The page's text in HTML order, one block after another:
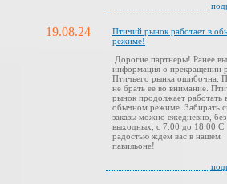
19.08.24
Птичий рынок работает в
режиме!
Дорогие партнеры! Ранее
информация о прекращении
Птичьего рынка ошибочна.
не брать ее во внимание.
рынок продолжает работать
обычном режиме. Забирать
заказы можно ежедневно, без
выходных, с 7.00 до 18.00 С
радостью ждём вас в нашем
павильоне!